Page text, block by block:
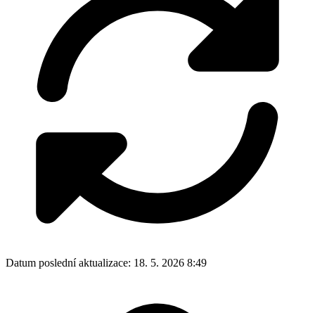
Datum poslední aktualizace: 18. 5. 2026 8:49